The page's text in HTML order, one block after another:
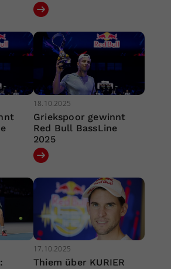
18.10.2025
Griekspoor gewinnt
Red Bull BassLine
2025
17.10.2025
Thiem über KURIER